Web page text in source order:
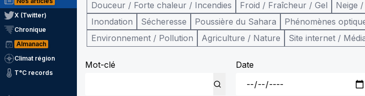
X (Twitter)
Chronique
Almanach
Climat région
T°C records
Douceur / Forte chaleur / Incendies
Froid / Fraîcheur / Gel
Neige
Inondation
Sécheresse Poussière du Sahara
Phénomènes
Environnement / Pollution
Agriculture / Nature Site internet /
Mot-clé
Date